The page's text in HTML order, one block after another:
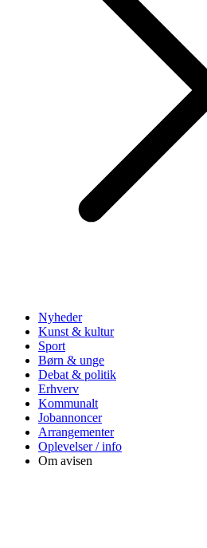
Nyheder
Kunst & kultur
Sport
Børn & unge
Debat & politik
Erhverv
Kommunalt
Jobannoncer
Arrangementer
Oplevelser / info
Om avisen